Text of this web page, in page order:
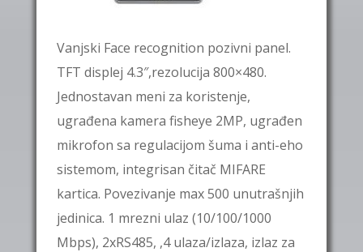
Vanjski Face recognition pozivni panel.
TFT displej 4.3″,rezolucija 800×480.
Jednostavan meni za koristenje,
ugrađena kamera fisheye 2MP, ugrađen
mikrofon sa regulacijom šuma i anti-eho
sistemom, integrisan čitač MIFARE
kartica. Povezivanje max 500 unutrašnjih
jedinica. 1 mrezni ulaz (10/100/1000
Mbps), 2xRS485, ,4 ulaza/izlaza, izlaz za